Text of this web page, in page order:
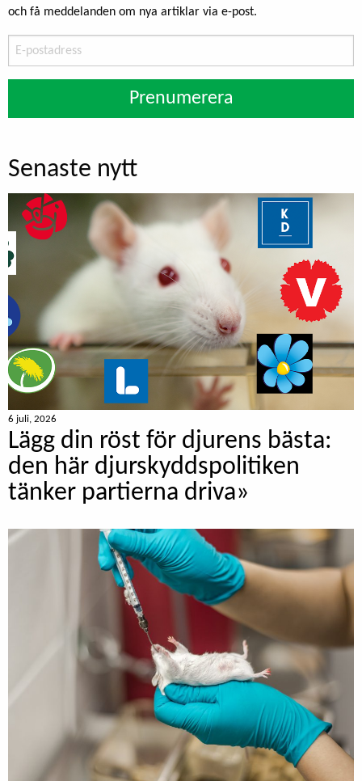
och få meddelanden om nya artiklar via e-post.
postadress
Prenumerera
Senaste nytt
6 juli, 2026
Lägg din röst för djurens bästa:
den här djurskyddspolitiken
tänker partierna driva»